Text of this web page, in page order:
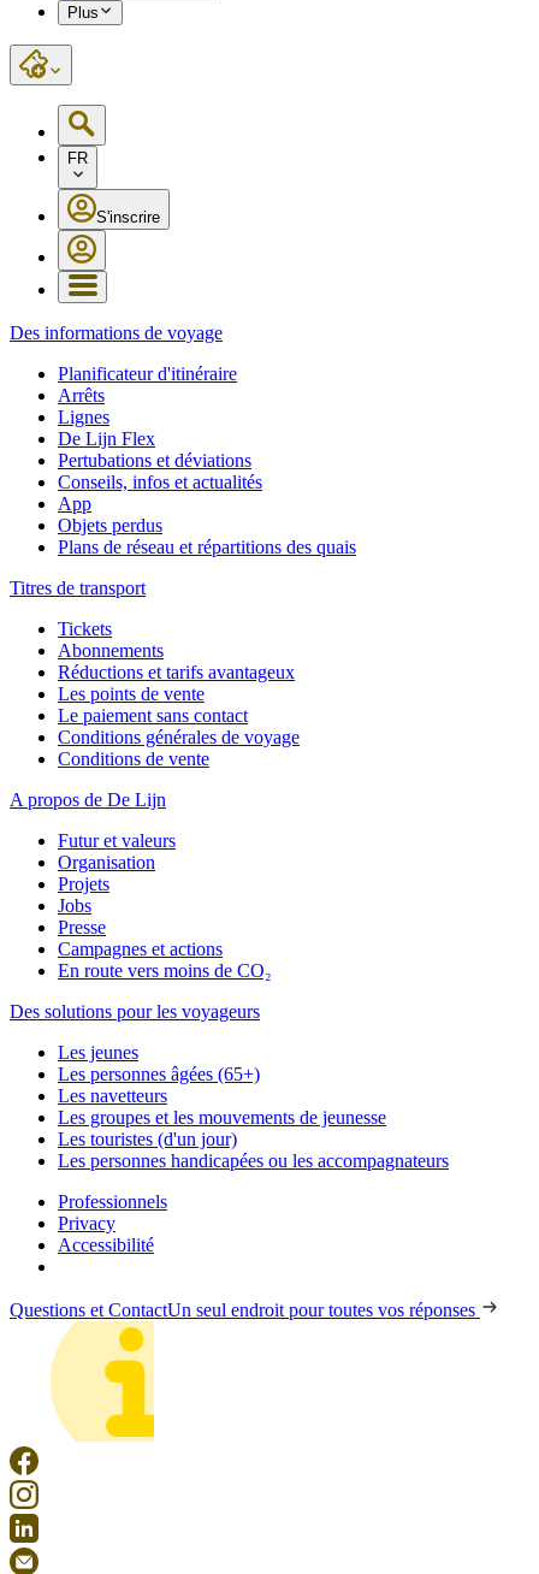
Plus
FR
S'inscrire
Des informations de voyage
Planificateur d'itinéraire
Arrêts
Lignes
De Lijn Flex
Pertubations et déviations
Conseils, infos et actualités
App
Objets perdus
Plans de réseau et répartitions des quais
Titres de transport
Tickets
Abonnements
Réductions et tarifs avantageux
Les points de vente
Le paiement sans contact
Conditions générales de voyage
Conditions de vente
A propos de De Lijn
Futur et valeurs
Organisation
Projets
Jobs
Presse
Campagnes et actions
En route vers moins de CO₂
Des solutions pour les voyageurs
Les jeunes
Les personnes âgées (65+)
Les navetteurs
Les groupes et les mouvements de jeunesse
Les touristes (d'un jour)
Les personnes handicapées ou les accompagnateurs
Professionnels
Privacy
Accessibilité
Questions et ContactUn seul endroit pour toutes vos réponses